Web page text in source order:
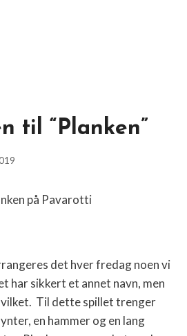
til “Planken”
det hver fredag noen vi
har sikkert et annet navn, men
Til dette spillet trenger
en hammer og en lang